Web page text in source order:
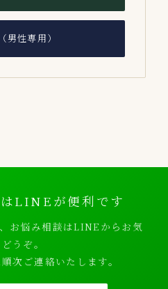
男性専用）
LINEが便利です
お悩み相談はLINEからお気
うぞ。
次ご連絡いたします。